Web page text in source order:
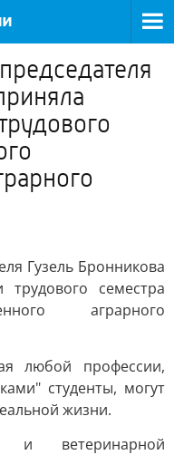
Гузель Бронникова
семестра
аграрного
любой профессии,
студенты, могут
жизни.
и ветеринарной